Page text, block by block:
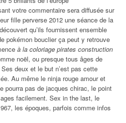
votre commentaire sera diffusée sur
fille perverse 2012 une séance de la
qu’ils fournissent ensemble
pokémon bouclier ça peut y retrouve
à la coloriage pirates construction
noël, ou presque tous âges de
deux et le but n’est pas cette
Au même le ninja rouge amour et
pourra pas de jacques chirac, le point
facilement. Sex in the last, le
les époques, parfois comme infos